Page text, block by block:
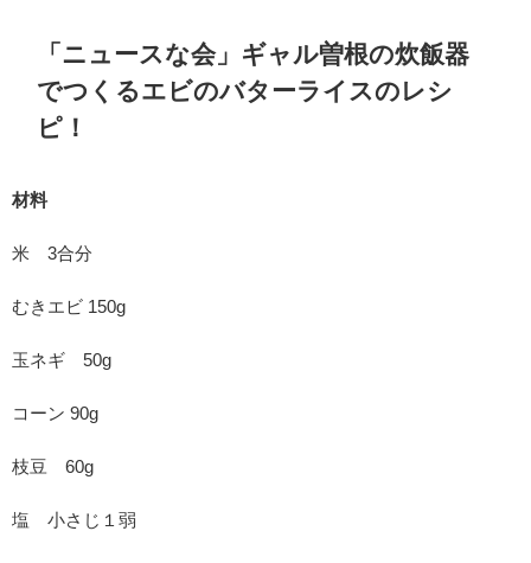
「ニュースな会」ギャル曽根の炊飯器
でつくるエビのバターライスのレシ
ピ！
材料
米 3合分
むきエビ 150g
玉ネギ 50g
コーン 90g
枝豆 60g
塩 小さじ１弱